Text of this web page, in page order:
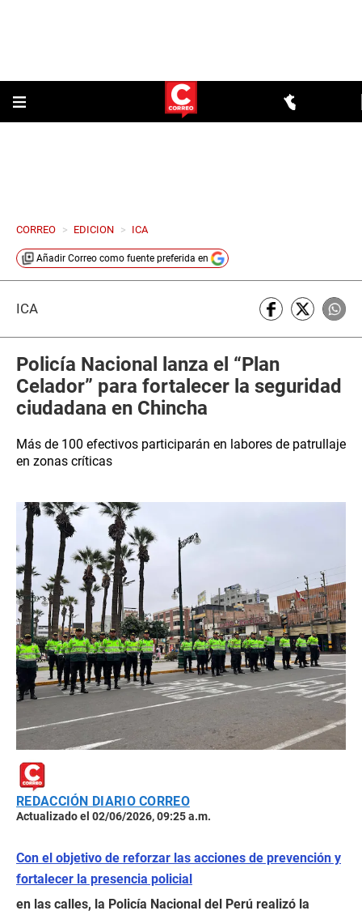
CORREO > EDICION > ICA
Añadir Correo como fuente preferida en
ICA
Policía Nacional lanza el “Plan
Celador” para fortalecer la seguridad
ciudadana en Chincha
Más de 100 efectivos participarán en labores de patrullaje
en zonas críticas
REDACCIÓN DIARIO CORREO
Actualizado el 02/06/2026, 09:25 a.m.
Con el objetivo de reforzar las acciones de prevención y
fortalecer la presencia policial
en las calles, la Policía Nacional del Perú realizó la